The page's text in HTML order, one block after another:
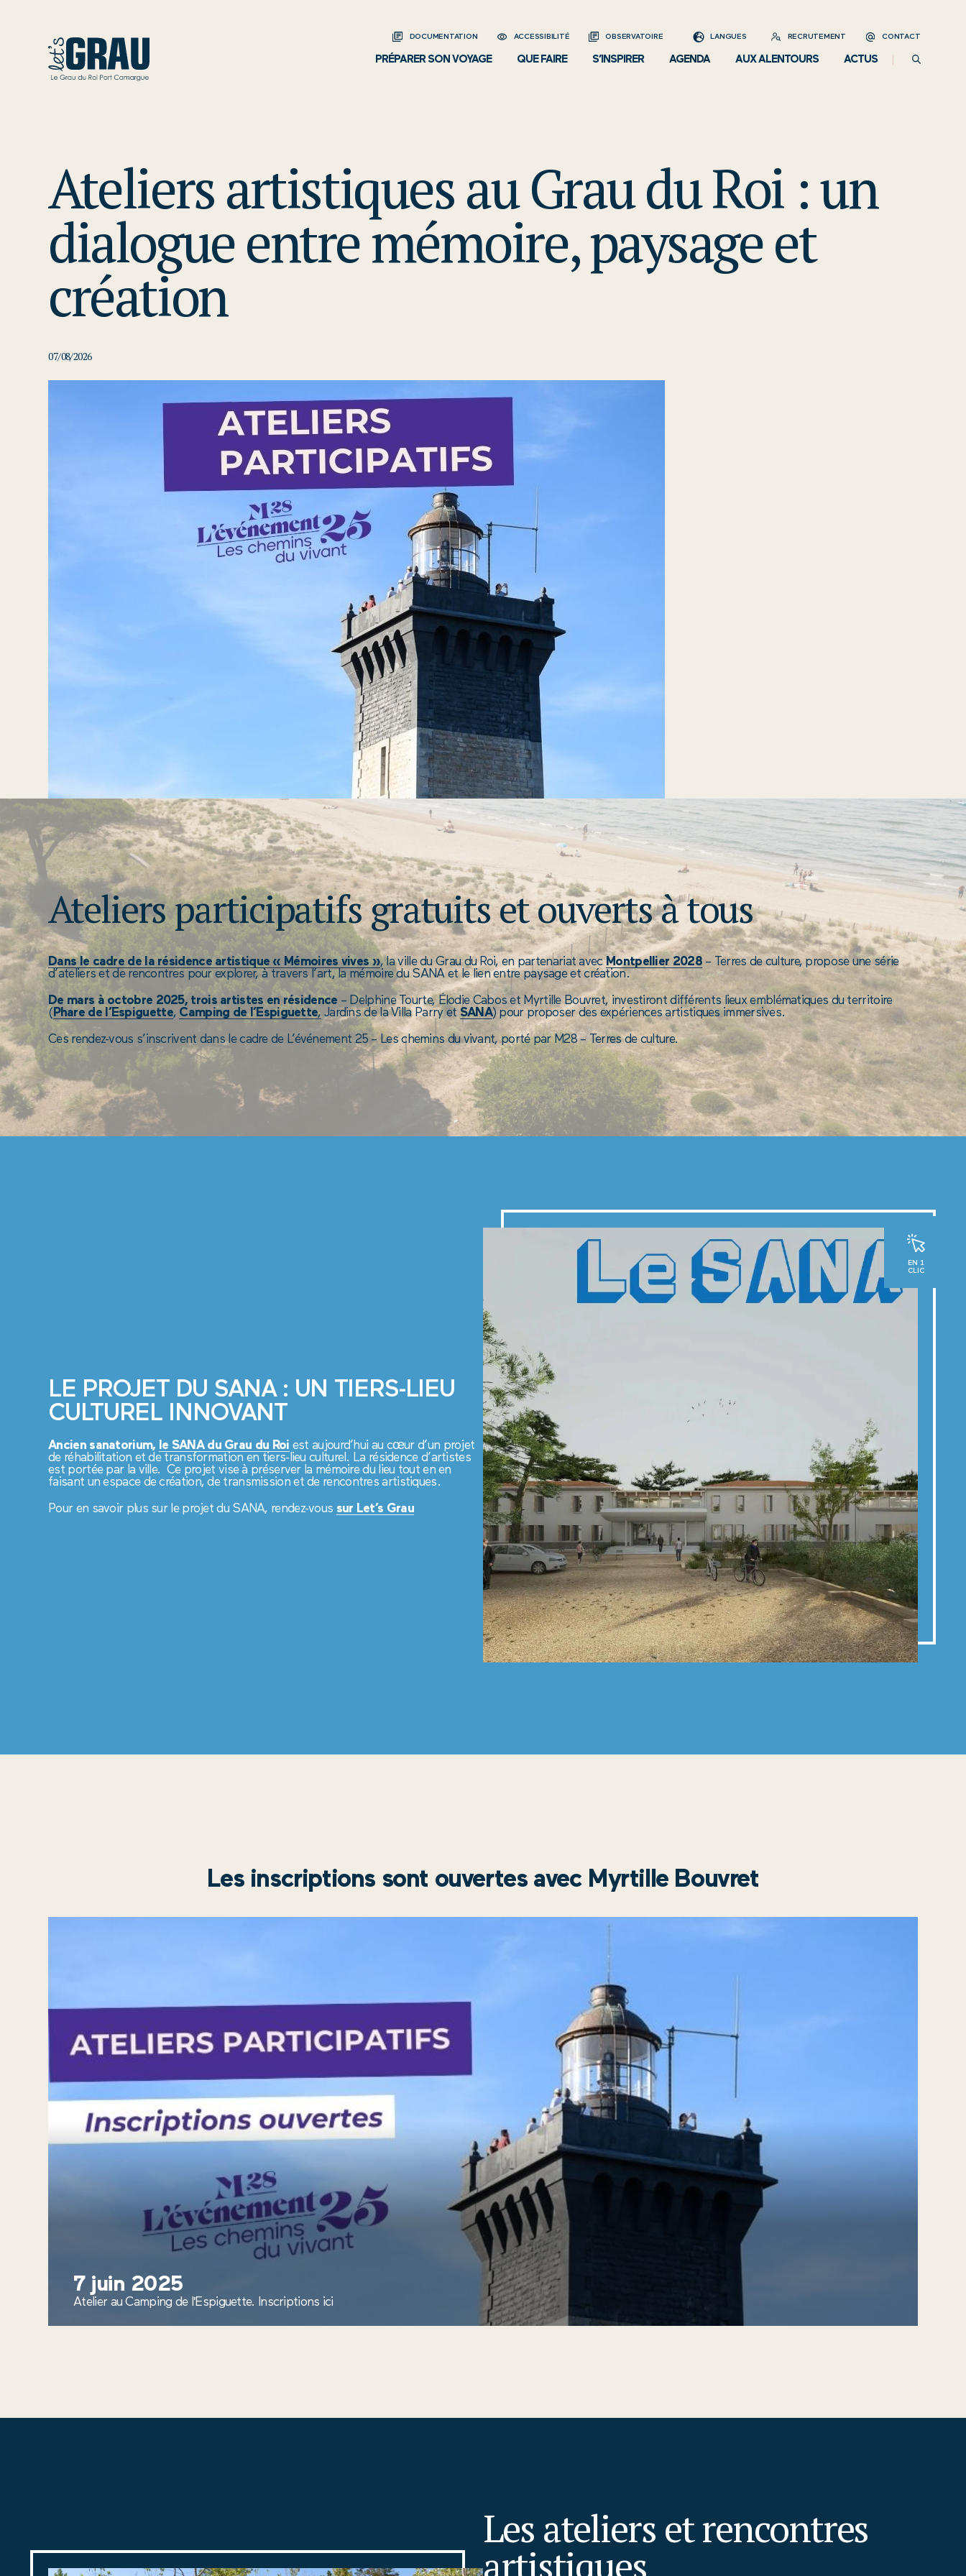
PRÉPARER SON VOYAGE QUE FAIRE S’INSPIRER AGENDA AUX ALENTOURS ACTUS
DOCUMENTATION ACCESSIBILITÉ CONTACT
RECRUTEMENT
OBSERVATOIRE LANGUES
EN 1
CLIC
Ateliers artistiques au Grau du Roi : un
dialogue entre mémoire, paysage et
création
07/08/2026
Ateliers participatifs gratuits et ouverts à tous
Dans le cadre de la résidence artistique « Mémoires vives », la ville du Grau du Roi, en partenariat avecMontpellier 2028 – Terres de culture, propose une série
d’ateliers et de rencontres pour explorer, à travers l’art, la mémoire du SANA et le lien entre paysage et création.
De mars à octobre 2025, trois artistes en résidence – Delphine Tourte, Élodie Cabos et Myrtille Bouvret, investiront différents lieux emblématiques du territoire
(Phare de l’Espiguette, Camping de l’Espiguette, Jardins de la Villa Parry et SANA) pour proposer des expériences artistiques immersives.
Ces rendez-vous s’inscrivent dans le cadre de L’événement 25 – Les chemins du vivant, porté par M28 – Terres de culture.
LE PROJET DU SANA : UN TIERS-LIEU
CULTUREL INNOVANT
Ancien sanatorium, le SANA du Grau du Roi est aujourd’hui au cœur d’un projet
de réhabilitation et de transformation en tiers-lieu culturel. La résidence d’artistes
est portée par la ville. Ce projet vise à préserver la mémoire du lieu tout en en
faisant un espace de création, de transmission et de rencontres artistiques.
Pour en savoir plus sur le projet du SANA, rendez-vous sur Let’s Grau
Les inscriptions sont ouvertes avec Myrtille Bouvret
7 juin 2025
Atelier au Camping de l'Espiguette. Inscriptions ici
Les ateliers et rencontres
artistiques